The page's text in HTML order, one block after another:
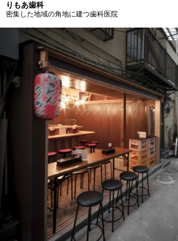
りもあ歯科
密集した地域の角地に建つ歯科医院